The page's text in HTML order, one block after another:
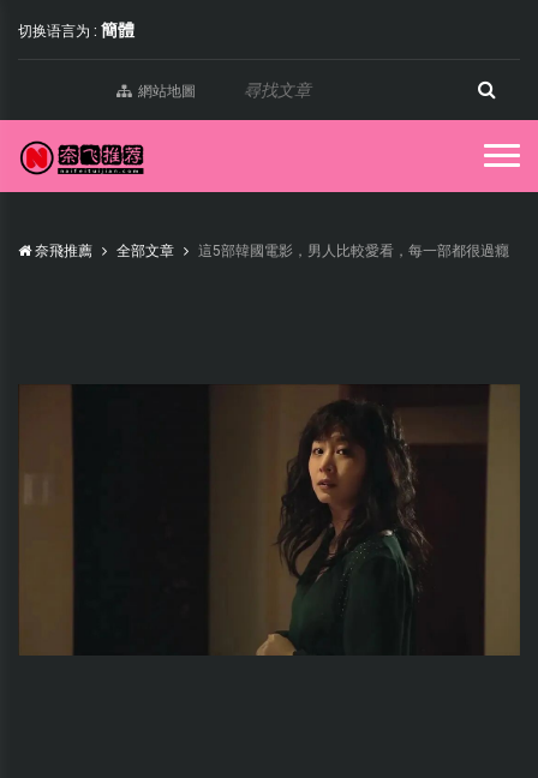
切换语言为 : 簡體
網站地圖
奈飛推薦 全部文章 這5部韓國電影，男人比較愛看，每一部都很過癮